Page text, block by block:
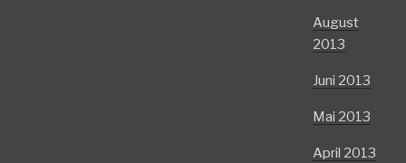
August
2013
Juni 2013
Mai 2013
April 2013